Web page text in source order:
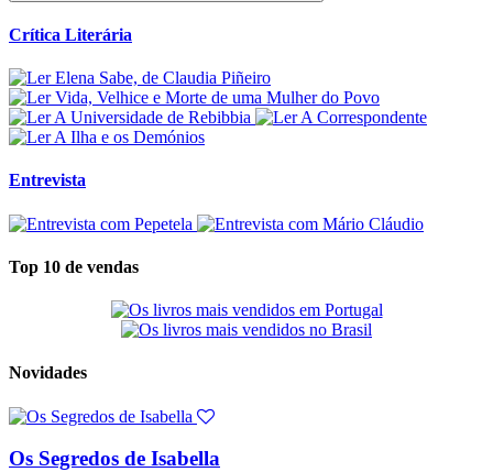
Crítica Literária
Entrevista
Top 10 de vendas
Novidades
Os Segredos de Isabella